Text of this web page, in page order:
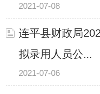
2021-07-08
连平县财政局
拟录用人员公...
2021-07-06